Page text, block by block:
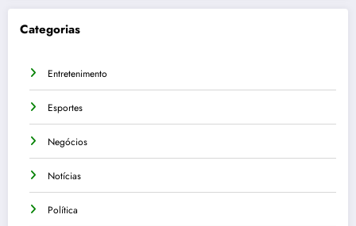
Categorias
Entretenimento
Esportes
Negócios
Notícias
Política